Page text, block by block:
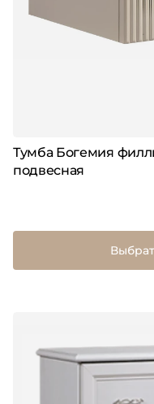
Тумба Богемия
подвесная